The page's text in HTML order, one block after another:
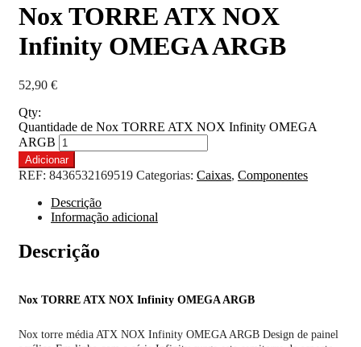
Nox TORRE ATX NOX
Infinity OMEGA ARGB
52,90 €
Qty:
Quantidade de Nox TORRE ATX NOX Infinity OMEGA
ARGB
Adicionar
REF: 8436532169519 Categorias: Caixas, Componentes
Descrição
Informação adicional
Descrição
Nox TORRE ATX NOX Infinity OMEGA ARGB
Nox torre média ATX NOX Infinity OMEGA ARGB Design de painel